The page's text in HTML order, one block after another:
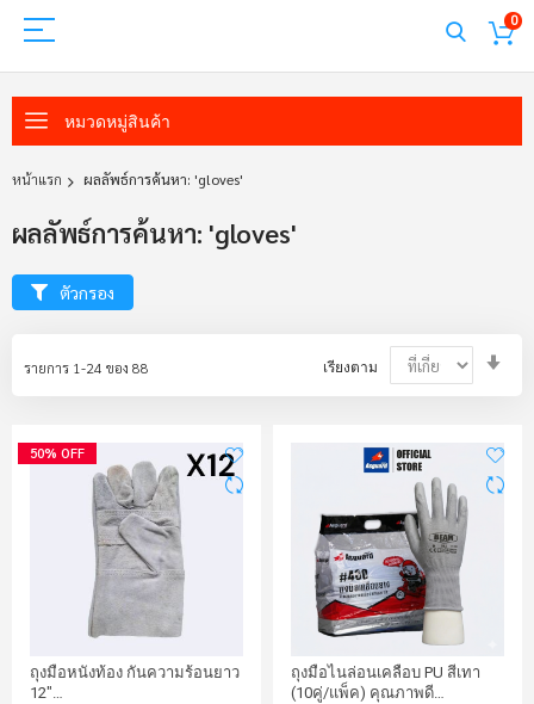
0
หมวดหมู่สินค้า
หน้าแรก ผลลัพธ์การค้นหา: 'gloves'
ผลลัพธ์การค้นหา: 'gloves'
รายการ 1-24 ของ 88 เรียงตาม
50% OFF
ถุงมือหนังท้อง กันความร้อนยาว
12"…
ถุงมือไนล่อนเคลือบ PU สีเทา
(10คู่/แพ็ค) คุณภาพดี…
ตัวกรอง